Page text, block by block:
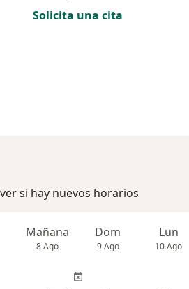
Solicita una cita
si hay nuevos horarios
Mañana
8 Ago
Dom
9 Ago
Lun
10 Ago